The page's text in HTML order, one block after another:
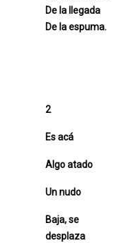
De la llegada
De la espuma.
2
Es acá
Algo atado
Un nudo
Baja, se
desplaza